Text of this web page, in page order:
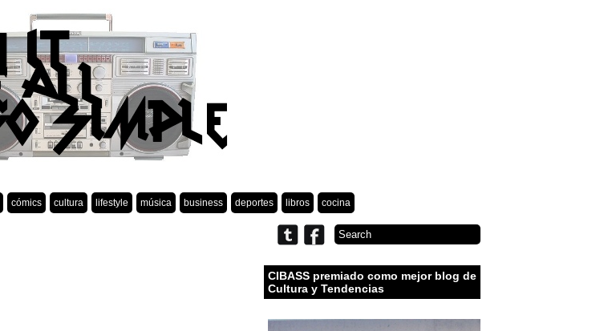
cómics cultura lifestyle música business deportes libros cocina
CIBASS premiado como mejor blog de
Cultura y Tendencias